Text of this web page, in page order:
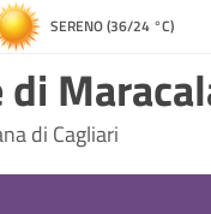
SERENO (36/24 °C)
di
di Cagliari